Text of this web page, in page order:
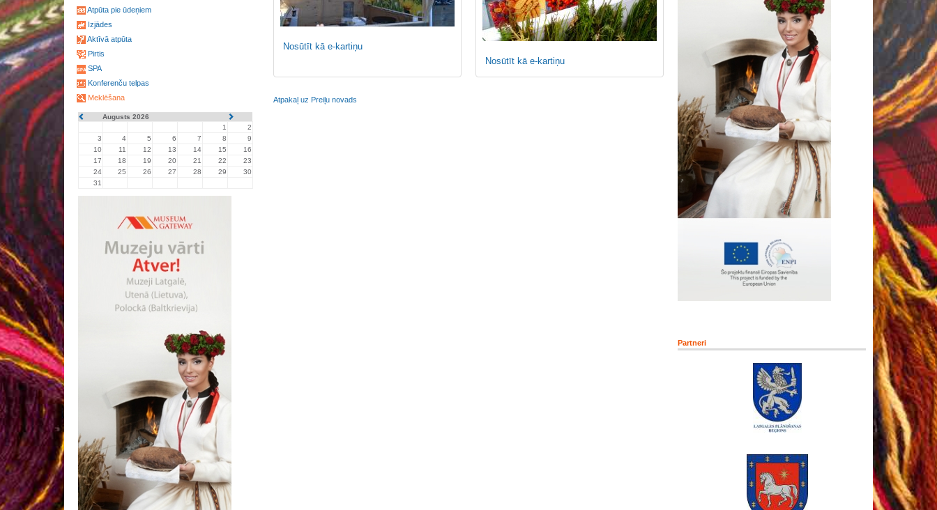
Atpūta pie ūdeņiem
Izjādes
Aktīvā atpūta
Pirtis
SPA
Konferenču telpas
Meklēšana
Augusts 2026
1
2
3
4 5 6 7 8
9
10
11 12 13 14 15
16
17
18 19 20 21 22
23
24
25 26 27 28 29
30
31
Nosūtīt kā e-kartiņu
Nosūtīt kā e-kartiņu
Atpakaļ uz Preiļu novads
Partneri